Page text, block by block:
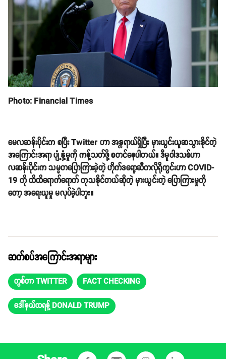
Photo: Financial Times
မေလဆန်းပိုင်းက စပြီး Twitter ဟာ အန္တရာယ်ရှိပြီး မှားယွင်းယူဆသွားနိုင်တဲ့
အကြောင်းအရာ ပျံ့နှံ့မှုကို ကန့်သတ်ဖို့ စတင်နေပါတယ်။ ဒီမူဝါဒသစ်ဟာ
လဆန်းပိုင်းက သမ္မတပြောကြားခဲ့တဲ့ ဟိုက်ဒရော့ဆီကလိုရိုကွင်းဟာ COVID-
19 ကို ထိထိရောက်ရောက် ကုသနိုင်တယ်ဆိုတဲ့ မှားယွင်းတဲ့ ပြောကြားမှုကို
တော့ အရေးယူမှု မလုပ်ခဲ့ပါဘူး။
ဆက်စပ်အကြောင်းအရာများ
တွစ်တာ TWITTER FACT CHECKING
ဒေါ်နယ်ထရန့် DONALD TRUMP